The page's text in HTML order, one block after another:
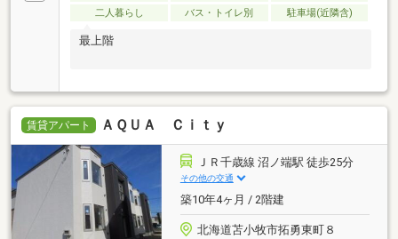
二人暮らし
バス・トイレ別 駐車場(近隣含)
最上階
賃貸アパート ＡＱＵＡ Ｃｉｔｙ
ＪＲ千歳線 沼ノ端駅 徒歩25分
その他の交通
築10年4ヶ月 / 2階建
北海道苫小牧市拓勇東町８